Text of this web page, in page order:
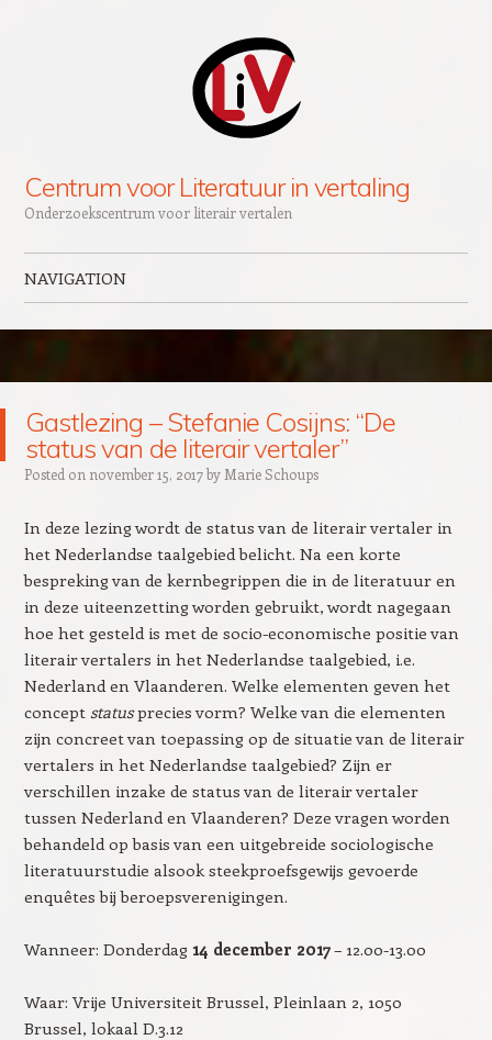
Centrum voor Literatuur in vertaling
Onderzoekscentrum voor literair vertalen
NAVIGATION
Gastlezing – Stefanie Cosijns: “De
status van de literair vertaler”
Posted on november 15, 2017by Marie Schoups
In deze lezing wordt de status van de literair vertaler in
het Nederlandse taalgebied belicht. Na een korte
bespreking van de kernbegrippen die in de literatuur en
in deze uiteenzetting worden gebruikt, wordt nagegaan
hoe het gesteld is met de socio-economische positie van
literair vertalers in het Nederlandse taalgebied, i.e.
Nederland en Vlaanderen. Welke elementen geven het
concept statusprecies vorm? Welke van die elementen
zijn concreet van toepassing op de situatie van de literair
vertalers in het Nederlandse taalgebied? Zijn er
verschillen inzake de status van de literair vertaler
tussen Nederland en Vlaanderen? Deze vragen worden
behandeld op basis van een uitgebreide sociologische
literatuurstudie alsook steekproefsgewijs gevoerde
enquêtes bij beroepsverenigingen.
Wanneer: Donderdag 14 december 2017– 12.00-13.00
Waar: Vrije Universiteit Brussel, Pleinlaan 2, 1050
Brussel, lokaal D.3.12